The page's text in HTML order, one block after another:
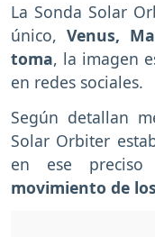
La Sonda Solar
único, Venus,
toma, la imagen
en redes sociales.
Según detallan
Solar Orbiter
en ese preciso
movimiento de